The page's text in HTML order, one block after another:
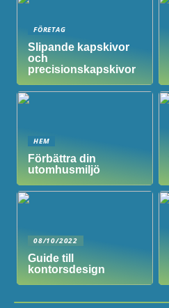
FÖRETAG
Slipande kapskivor
och
precisionskapskivor
HEM
Förbättra din
utomhusmiljö
08/10/2022
Guide till
kontorsdesign